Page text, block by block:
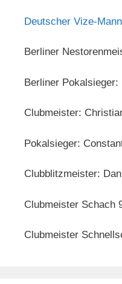
Deutscher Vize-
Berliner
Berliner
Clubmeister:
Pokalsieger:
Clubblitzmeister:
Clubmeister Schach
Clubmeister